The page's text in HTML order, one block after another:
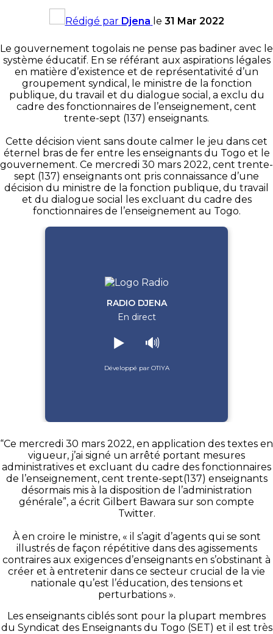
Rédigé par Djena le 31 Mar 2022
Le gouvernement togolais ne pense pas badiner avec le
système éducatif. En se référant aux aspirations légales
en matière d’existence et de représentativité d’un
groupement syndical, le ministre de la fonction
publique, du travail et du dialogue social, a exclu du
cadre des fonctionnaires de l’enseignement, cent
trente-sept (137) enseignants.
Cette décision vient sans doute calmer le jeu dans cet
éternel bras de fer entre les enseignants du Togo et le
gouvernement. Ce mercredi 30 mars 2022, cent trente-
sept (137) enseignants ont pris connaissance d’une
décision du ministre de la fonction publique, du travail
et du dialogue social les excluant du cadre des
fonctionnaires de l’enseignement au Togo.
RADIO DJENA
En direct
▶️ 🔊
Développé par OTIYA
“Ce mercredi 30 mars 2022, en application des textes en
vigueur, j’ai signé un arrêté portant mesures
administratives et excluant du cadre des fonctionnaires
de l’enseignement, cent trente-sept(137) enseignants
désormais mis à la disposition de l’administration
générale”, a écrit Gilbert Bawara sur son compte
Twitter.
À en croire le ministre, « il s’agit d’agents qui se sont
illustrés de façon répétitive dans des agissements
contraires aux exigences d’enseignants en s’obstinant à
créer et à entretenir dans ce secteur crucial de la vie
nationale qu’est l’éducation, des tensions et
perturbations ».
Les enseignants ciblés sont pour la plupart membres
du Syndicat des Enseignants du Togo (SET) et il est très